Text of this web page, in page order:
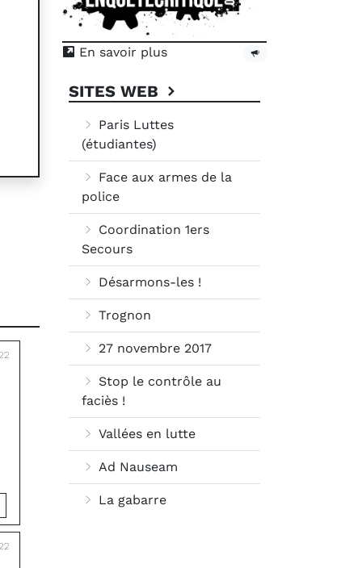
En savoir plus
SITES WEB
Paris Luttes
(étudiantes)
Face aux armes de la
police
Coordination 1ers
Secours
Désarmons-les !
Trognon
27 novembre 2017
Stop le contrôle au
faciès !
Vallées en lutte
Ad Nauseam
La gabarre